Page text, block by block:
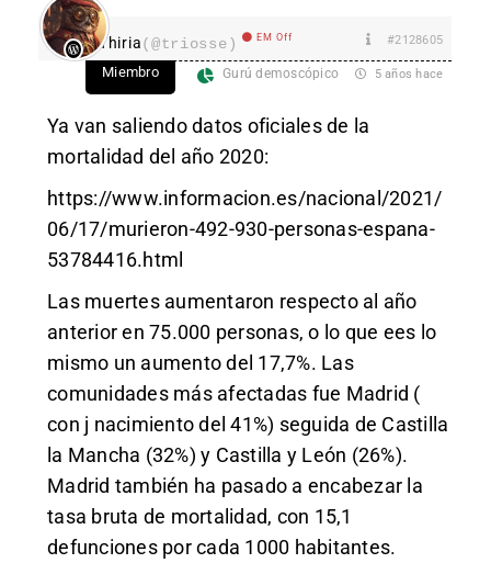
Thiria(@triosse) EM Off #2128605
Miembro Gurú demoscópico 5 años hace
Ya van saliendo datos oficiales de la
mortalidad del año 2020:
https://www.informacion.es/nacional/2021/
06/17/murieron-492-930-personas-espana-
53784416.html
Las muertes aumentaron respecto al año
anterior en 75.000 personas, o lo que ees lo
mismo un aumento del 17,7%. Las
comunidades más afectadas fue Madrid (
con j nacimiento del 41%) seguida de Castilla
la Mancha (32%) y Castilla y León (26%).
Madrid también ha pasado a encabezar la
tasa bruta de mortalidad, con 15,1
defunciones por cada 1000 habitantes.